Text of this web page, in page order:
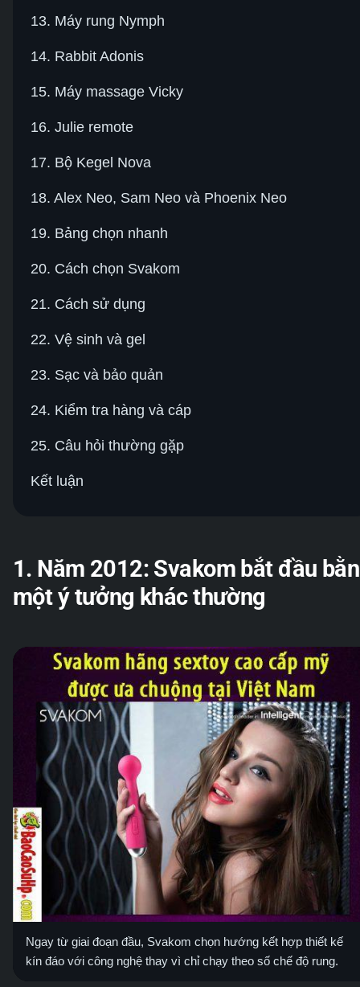
13. Máy rung Nymph
14. Rabbit Adonis
15. Máy massage Vicky
16. Julie remote
17. Bộ Kegel Nova
18. Alex Neo, Sam Neo và Phoenix Neo
19. Bảng chọn nhanh
20. Cách chọn Svakom
21. Cách sử dụng
22. Vệ sinh và gel
23. Sạc và bảo quản
24. Kiểm tra hàng và cáp
25. Câu hỏi thường gặp
Kết luận
1. Năm 2012: Svakom bắt đầu
một ý tưởng khác thường
Ngay từ giai đoạn đầu, Svakom chọn hướng kết hợp thiết kế
kín đáo với công nghệ thay vì chỉ chạy theo số chế độ rung.